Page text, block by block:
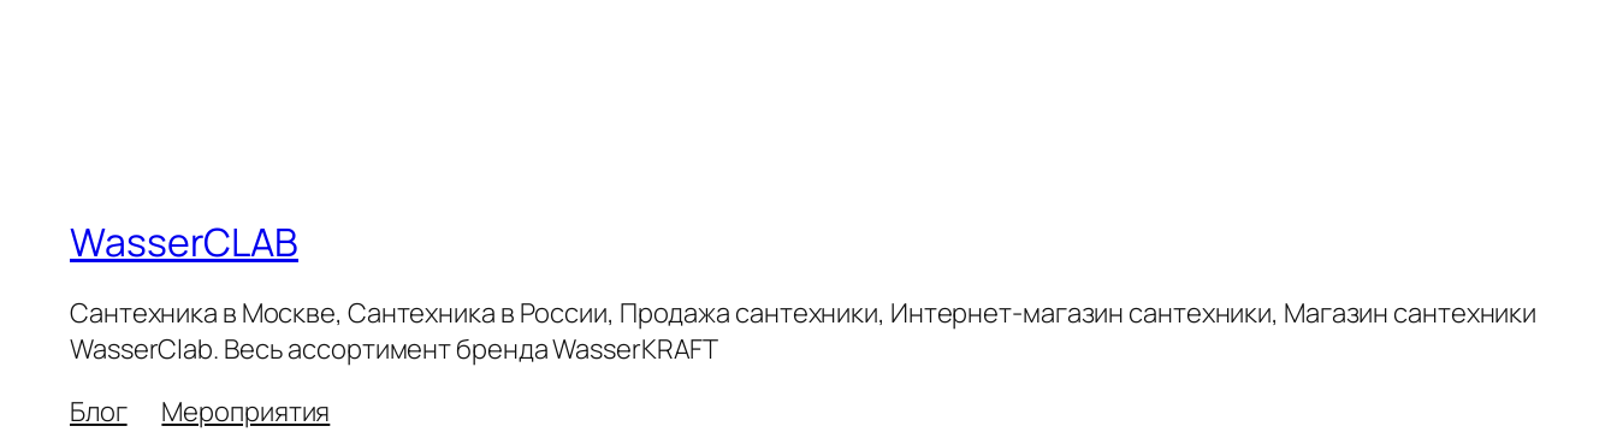
WasserCLAB
Сантехника в Москве, Сантехника в России, Продажа сантехники, Интернет-магазин сантехники, Магазин сантехники
WasserClab. Весь ассортимент бренда WasserKRAFT
Блог
Мероприятия